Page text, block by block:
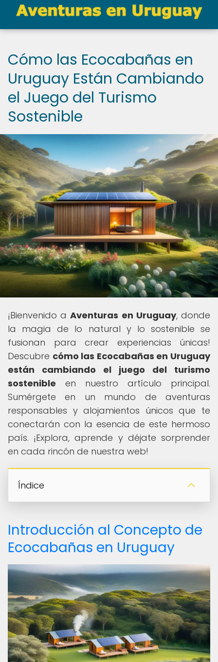
Cómo las Ecocabañas en
Uruguay Están Cambiando
el Juego del Turismo
Sostenible
¡Bienvenido aAventuras en Uruguay, donde
la magia de lo natural y lo sostenible se
fusionan para crear experiencias únicas!
Descubre cómo las Ecocabañas en Uruguay
están cambiando el juego del turismo
sostenible en nuestro artículo principal.
Sumérgete en un mundo de aventuras
responsables y alojamientos únicos que te
conectarán con la esencia de este hermoso
país. ¡Explora, aprende y déjate sorprender
en cada rincón de nuestra web!
Índice
Introducción al Concepto de
Ecocabañas en Uruguay